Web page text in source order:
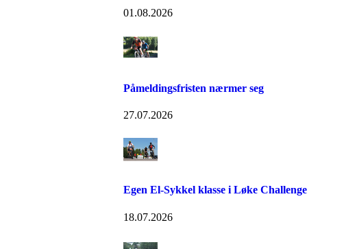
01.08.2026
Påmeldingsfristen nærmer seg
27.07.2026
Egen El-Sykkel klasse i Løke Challenge
18.07.2026